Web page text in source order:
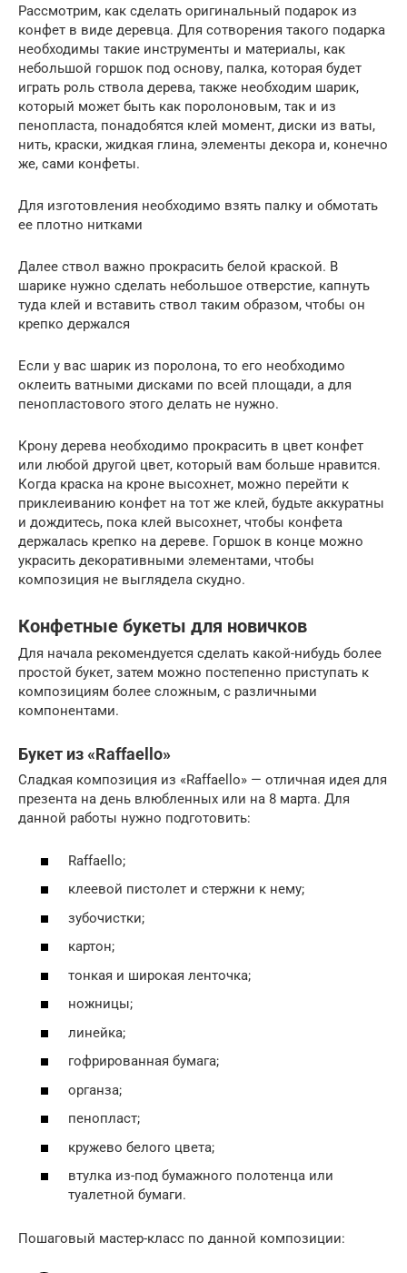
Рассмотрим, как сделать оригинальный подарок из
конфет в виде деревца. Для сотворения такого подарка
необходимы такие инструменты и материалы, как
небольшой горшок под основу, палка, которая будет
играть роль ствола дерева, также необходим шарик,
который может быть как поролоновым, так и из
пенопласта, понадобятся клей момент, диски из ваты,
нить, краски, жидкая глина, элементы декора и, конечно
же, сами конфеты.
Для изготовления необходимо взять палку и обмотать
ее плотно нитками
Далее ствол важно прокрасить белой краской. В
шарике нужно сделать небольшое отверстие, капнуть
туда клей и вставить ствол таким образом, чтобы он
крепко держался
Если у вас шарик из поролона, то его необходимо
оклеить ватными дисками по всей площади, а для
пенопластового этого делать не нужно.
Крону дерева необходимо прокрасить в цвет конфет
или любой другой цвет, который вам больше нравится.
Когда краска на кроне высохнет, можно перейти к
приклеиванию конфет на тот же клей, будьте аккуратны
и дождитесь, пока клей высохнет, чтобы конфета
держалась крепко на дереве. Горшок в конце можно
украсить декоративными элементами, чтобы
композиция не выглядела скудно.
Конфетные букеты для новичков
Для начала рекомендуется сделать какой-нибудь более
простой букет, затем можно постепенно приступать к
композициям более сложным, с различными
компонентами.
Букет из «Raffaello»
Сладкая композиция из «Raffaello» — отличная идея для
презента на день влюбленных или на 8 марта. Для
данной работы нужно подготовить:
Raffaello;
клеевой пистолет и стержни к нему;
зубочистки;
картон;
тонкая и широкая ленточка;
ножницы;
линейка;
гофрированная бумага;
органза;
пенопласт;
кружево белого цвета;
втулка из-под бумажного полотенца или
туалетной бумаги.
Пошаговый мастер-класс по данной композиции: